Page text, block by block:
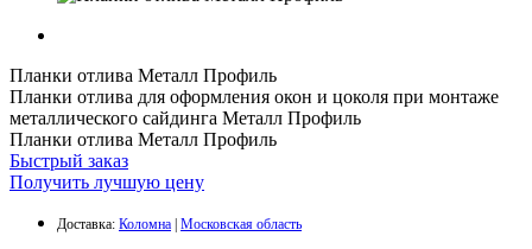
Планки отлива Металл Профиль
Планки отлива для оформления окон и цоколя при монтаже
металлического сайдинга Металл Профиль
Планки отлива Металл Профиль
Быстрый заказ
Получить лучшую цену
Доставка: Коломна | Московская область